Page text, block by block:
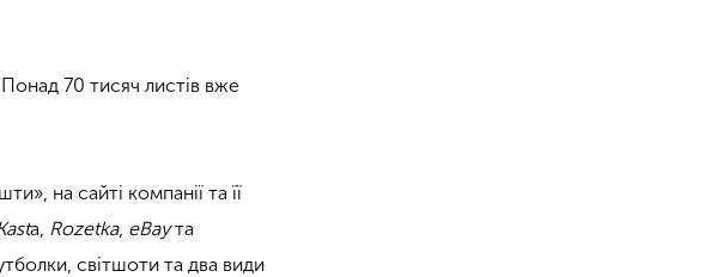
70 тисяч листів вже
на сайті компанії та її
a, Rozetka, eBayта
світшоти та два види